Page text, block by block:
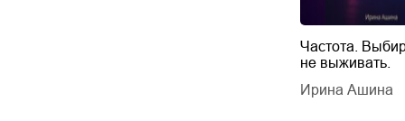
Частота.
не выживать.
Ирина Ашина